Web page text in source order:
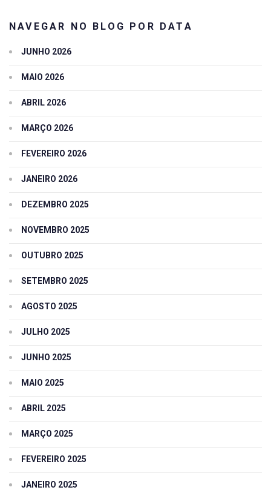
NAVEGAR NO BLOG POR DATA
JUNHO 2026
MAIO 2026
ABRIL 2026
MARÇO 2026
FEVEREIRO 2026
JANEIRO 2026
DEZEMBRO 2025
NOVEMBRO 2025
OUTUBRO 2025
SETEMBRO 2025
AGOSTO 2025
JULHO 2025
JUNHO 2025
MAIO 2025
ABRIL 2025
MARÇO 2025
FEVEREIRO 2025
JANEIRO 2025